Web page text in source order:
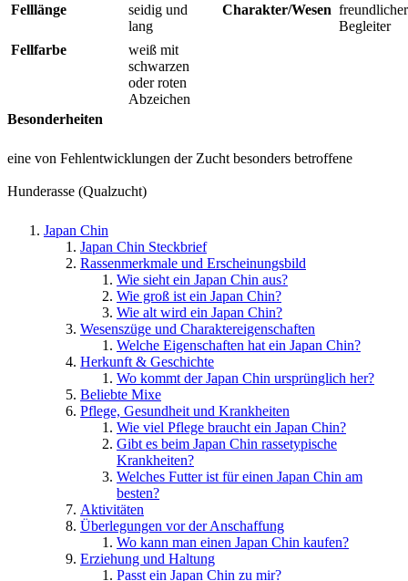
Felllänge
seidig und
lang
Charakter/Wesen freundlicher
Begleiter
Fellfarbe
weiß mit
schwarzen
oder roten
Abzeichen
Besonderheiten
eine von Fehlentwicklungen der Zucht besonders betroffene
Hunderasse (Qualzucht)
Japan Chin
Japan Chin Steckbrief
Rassenmerkmale und Erscheinungsbild
Wie sieht ein Japan Chin aus?
Wie groß ist ein Japan Chin?
Wie alt wird ein Japan Chin?
Wesenszüge und Charaktereigenschaften
Welche Eigenschaften hat ein Japan Chin?
Herkunft & Geschichte
Wo kommt der Japan Chin ursprünglich her?
Beliebte Mixe
Pflege, Gesundheit und Krankheiten
Wie viel Pflege braucht ein Japan Chin?
Gibt es beim Japan Chin rassetypische
Krankheiten?
Welches Futter ist für einen Japan Chin am
besten?
Aktivitäten
Überlegungen vor der Anschaffung
Wo kann man einen Japan Chin kaufen?
Erziehung und Haltung
Passt ein Japan Chin zu mir?